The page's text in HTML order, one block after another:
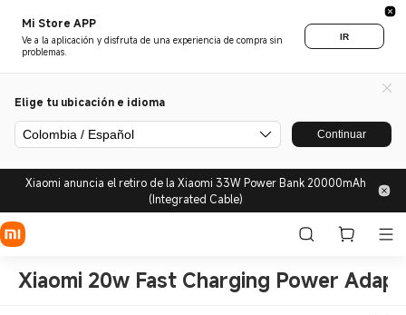
Mi Store APP
Ve a la aplicación y disfruta de una experiencia de compra sin
problemas.
IR
Elige tu ubicación e idioma
Colombia / Español Continuar
Xiaomi anuncia el retiro de la Xiaomi 33W Power Bank 20000mAh
(Integrated Cable)
Xiaomi 20w Fast Charging Power